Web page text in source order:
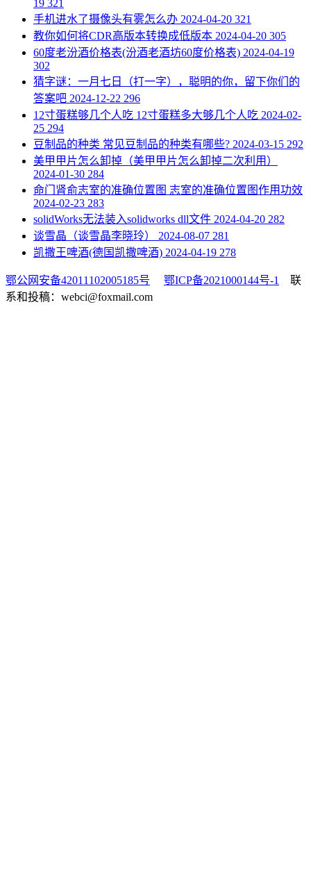
19 321
​手机进水了摄像头有雾怎么办 2024-04-20 321
​教你如何将CDR高版本转换成低版本 2024-04-20 305
​60度老汾酒价格表(汾酒老酒坊60度价格表) 2024-04-19
302
​猜字谜：一月七日（打一字），聪明的你，留下你们的
答案吧 2024-12-22 296
​12寸蛋糕够几个人吃 12寸蛋糕多大够几个人吃 2024-02-
25 294
​豆制品的种类 常见豆制品的种类有哪些? 2024-03-15 292
​美甲甲片怎么卸掉（美甲甲片怎么卸掉二次利用）
2024-01-30 284
​命门肾俞志室的准确位置图 志室的准确位置图作用功效
2024-02-23 283
​solidWorks无法装入solidworks dll文件 2024-04-20 282
​谈雪晶（谈雪晶李晓玲）
2024-08-07 281
​凯撒王啤酒(德国凯撒啤酒) 2024-04-19 278
鄂公网安备42011102005185号 鄂ICP备2021000144号-1
联
系和投稿：webci@foxmail.com